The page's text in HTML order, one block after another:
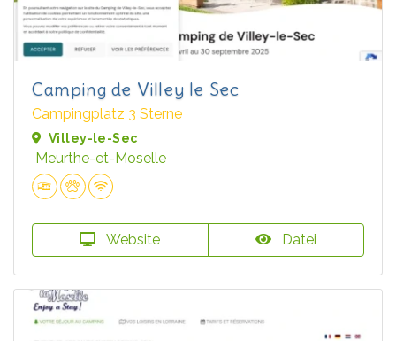
Camping de Villey le Sec
Campingplatz 3 Sterne
Villey-le-Sec
Meurthe-et-Moselle
Website Datei